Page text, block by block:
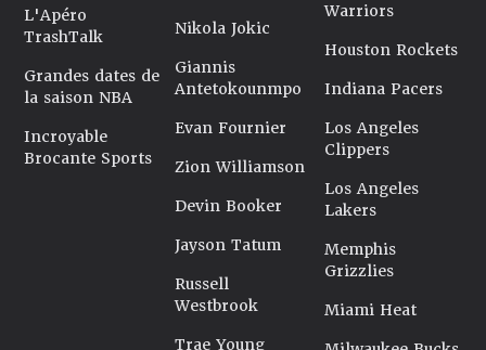
L'Apéro
TrashTalk
Grandes dates de
la saison NBA
Incroyable
Brocante Sports
Nikola Jokic
Giannis
Antetokounmpo
Evan Fournier
Zion Williamson
Devin Booker
Jayson Tatum
Russell
Westbrook
Trae Young
Warriors
Houston Rockets
Indiana Pacers
Los Angeles
Clippers
Los Angeles
Lakers
Memphis
Grizzlies
Miami Heat